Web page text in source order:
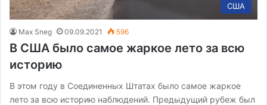
США
Max Sneg 09.09.2021 596
В США было самое жаркое лето за всю
историю
В этом году в Соединенных Штатах было самое жаркое
лето за всю историю наблюдений. Предыдущий рубеж был